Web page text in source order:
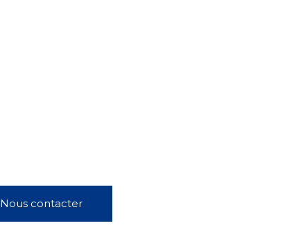
Nous contacter